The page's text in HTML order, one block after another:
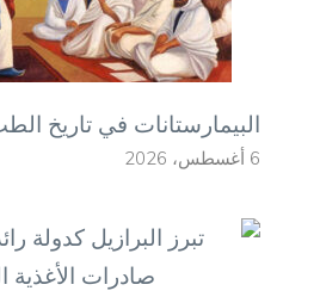
البيمارستانات في تاريخ
6 أغسطس، 2026